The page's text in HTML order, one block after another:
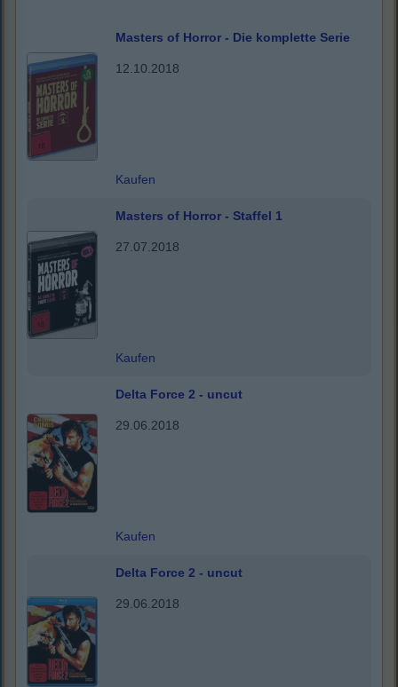
Masters of Horror - Die komplette Serie
12.10.2018
Kaufen
Masters of Horror - Staffel 1
27.07.2018
Kaufen
Delta Force 2 - uncut
29.06.2018
Kaufen
Delta Force 2 - uncut
29.06.2018